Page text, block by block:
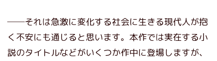
──それは急激に変化する社会に生きる現代人が抱
く不安にも通じると思います。本作では実在する小
説のタイトルなどがいくつか作中に登場しますが、